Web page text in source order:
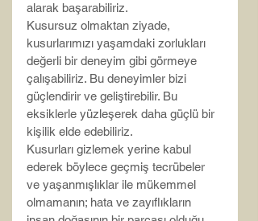
alarak başarabiliriz.
Kusursuz olmaktan ziyade,
kusurlarımızı yaşamdaki zorlukları
değerli bir deneyim gibi görmeye
çalışabiliriz. Bu deneyimler bizi
güçlendirir ve geliştirebilir. Bu
eksiklerle yüzleşerek daha güçlü bir
kişilik elde edebiliriz.
Kusurları gizlemek yerine kabul
ederek böylece geçmiş tecrübeler
ve yaşanmışlıklar ile mükemmel
olmamanın; hata ve zayıflıkların